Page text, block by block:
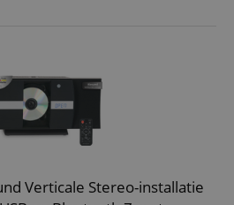
Verticale Stereo-installatie